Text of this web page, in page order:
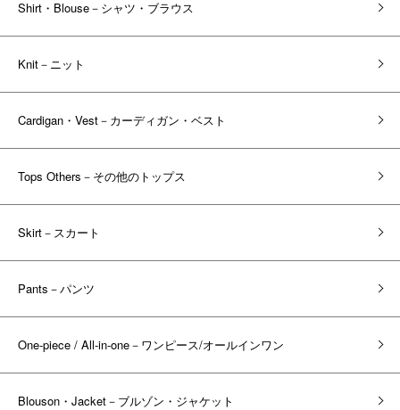
Shirt・Blouse－シャツ・ブラウス
Knit－ニット
Cardigan・Vest－カーディガン・ベスト
Tops Others－その他のトップス
Skirt－スカート
Pants－パンツ
One-piece / All-in-one－ワンピース/オールインワン
Blouson・Jacket－ブルゾン・ジャケット